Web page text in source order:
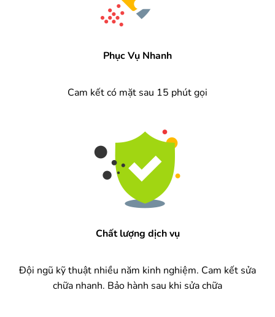
Phục Vụ Nhanh
Cam kết có mặt sau 15 phút gọi
Chất lượng dịch vụ
Đội ngũ kỹ thuật nhiều năm kinh nghiệm. Cam kết sửa
chữa nhanh. Bảo hành sau khi sửa chữa